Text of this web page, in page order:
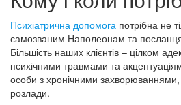
Психіатрична допомога потрібна не
самозваним Наполеонам та
Більшість наших клієнтів – цілком
психічними травмами та
особи з хронічними захворюваннями,
розлади.